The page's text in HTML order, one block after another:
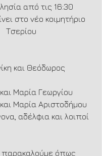
από τις 16:30
στο νέο κοιμητήριο
Τσερίου
και Θεόδωρος
και Μαρία Γεωργίου
και Μαρία Αριστοδήμου
αδέλφια και λοιποί
παρακαλούμε όπως